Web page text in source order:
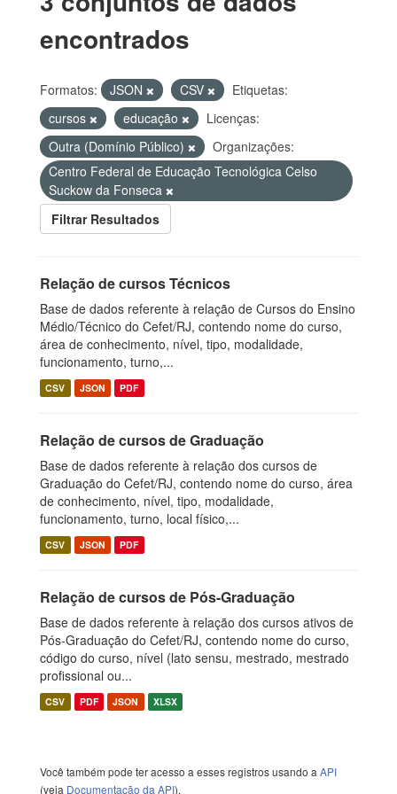
encontrados
Formatos: JSON CSV
Etiquetas:
cursos
educação
Licenças:
Outra (Domínio Público)
Organizações:
Centro Federal de Educação Tecnológica Celso
Suckow da Fonseca
Filtrar Resultados
Relação de cursos Técnicos
Base de dados referente à relação de Cursos do Ensino
Médio/Técnico do Cefet/RJ, contendo nome do curso,
área de conhecimento, nível, tipo, modalidade,
funcionamento, turno,...
CSV JSON PDF
Relação de cursos de Graduação
Base de dados referente à relação dos cursos de
Graduação do Cefet/RJ, contendo nome do curso, área
de conhecimento, nível, tipo, modalidade,
funcionamento, turno, local físico,...
CSV JSON PDF
Relação de cursos de Pós-Graduação
Base de dados referente à relação dos cursos ativos de
Pós-Graduação do Cefet/RJ, contendo nome do curso,
código do curso, nível (lato sensu, mestrado, mestrado
profissional ou...
CSV PDF JSON XLSX
Você também pode ter acesso a esses registros usando a API
(veja Documentação da API).